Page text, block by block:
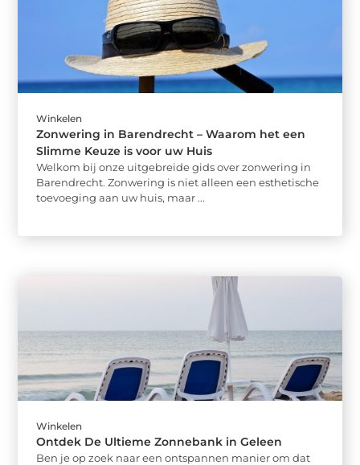
Winkelen
Zonwering in Barendrecht – Waarom het een
Slimme Keuze is voor uw Huis
Welkom bij onze uitgebreide gids over zonwering in
Barendrecht. Zonwering is niet alleen een esthetische
toevoeging aan uw huis, maar ...
Winkelen
Ontdek De Ultieme Zonnebank in Geleen
Ben je op zoek naar een ontspannen manier om dat